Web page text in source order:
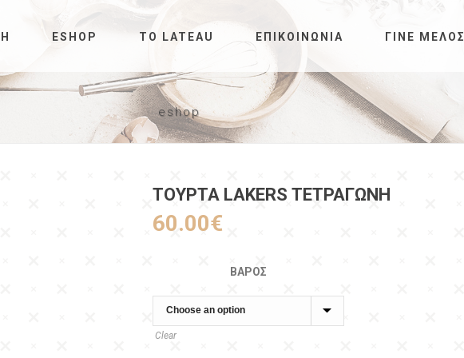
ESHOP ΤΟ LATEAU ΕΠΙΚΟΙΝΩΝΊΑ ΓΊΝΕ ΜΈΛΟΣ
eshop
ΤΟΥΡΤΑ LAKERS ΤΕΤΡΑΓΩΝΗ
60.00€
ΒΆΡΟΣ
Clear